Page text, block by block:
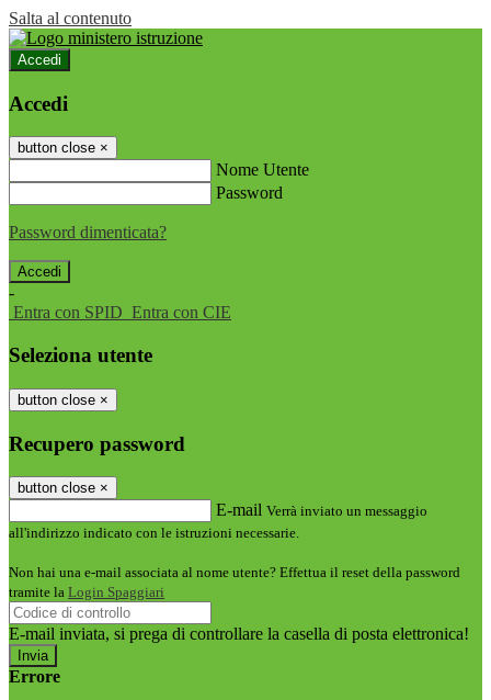
Salta al contenuto
Accedi
Accedi
button close ×
Nome Utente
Password
Password dimenticata?
-
Entra con SPID Entra con CIE
Seleziona utente
button close ×
Recupero password
button close ×
E-mail Verrà inviato un messaggio
all'indirizzo indicato con le istruzioni necessarie.
Non hai una e-mail associata al nome utente? Effettua il reset della password
tramite la Login Spaggiari
E-mail inviata, si prega di controllare la casella di posta elettronica!
Errore